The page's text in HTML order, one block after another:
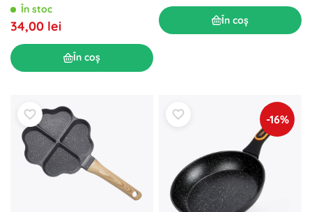
În stoc
34,00 lei
În coș
În coș
-16%